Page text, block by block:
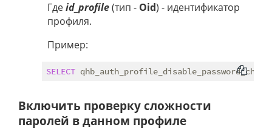
Гдеid_profile(тип - Oid) - идентификатор
профиля.
Пример:
SELECT
Включить проверку сложности
паролей в данном профиле